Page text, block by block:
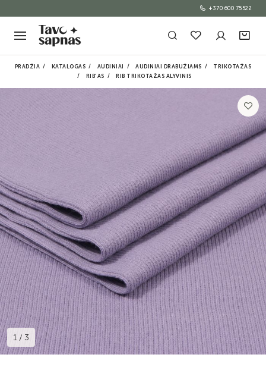
+370 600 75522
PRADŽIA KATALOGAS AUDINIAI AUDINIAI DRABUŽIAMS
TRIKOTAŽAS
RIB'AS
RIB TRIKOTAŽAS ALYVINIS
1 / 3